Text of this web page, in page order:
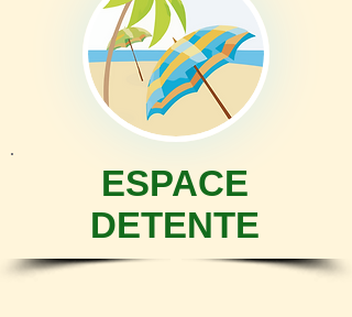
ESPACE
DETENTE